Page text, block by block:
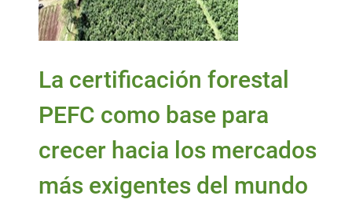
La certificación forestal
PEFC como base para
crecer hacia los mercados
más exigentes del mundo